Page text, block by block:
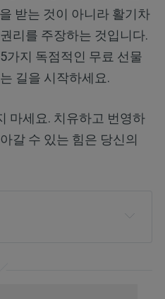
받는 것이 아니라 활기차
리를 주장하는 것입니다.
가지 독점적인 무료 선물
길을 시작하세요.
마세요. 치유하고 번영하
갈 수 있는 힘은 당신의